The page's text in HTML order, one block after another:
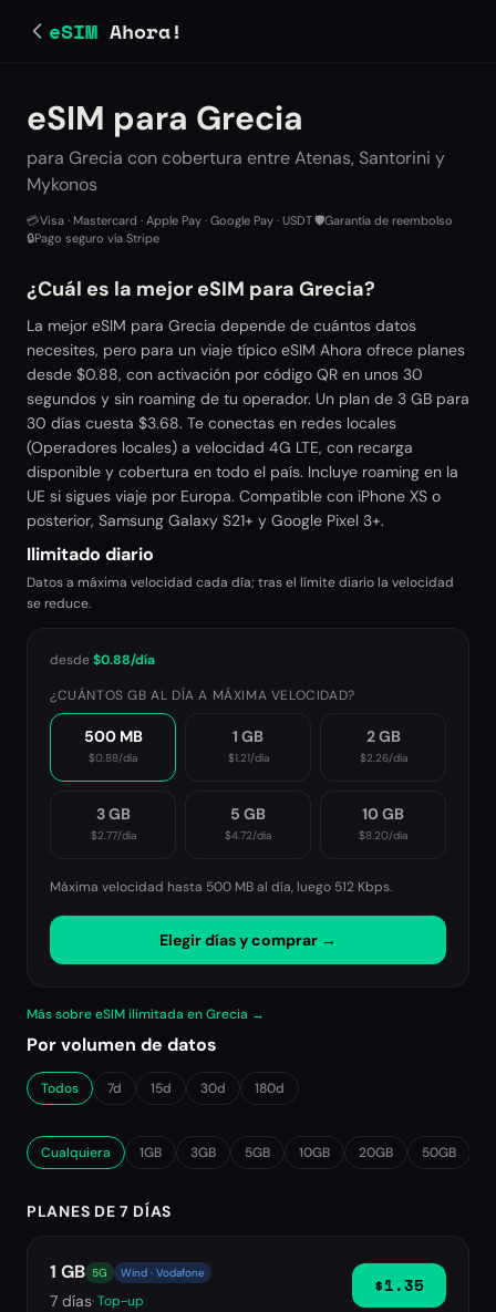
eSIM Ahora!
eSIM para Grecia
para Grecia con cobertura entre Atenas, Santorini y
Mykonos
💳Visa · Mastercard · Apple Pay · Google Pay · USDT🛡️Garantía de reembolso
🔒Pago seguro vía Stripe
¿Cuál es la mejor eSIM para Grecia?
La mejor eSIM para Grecia depende de cuántos datos
necesites, pero para un viaje típico eSIM Ahora ofrece planes
desde $0.88, con activación por código QR en unos 30
segundos y sin roaming de tu operador. Un plan de 3 GB para
30 días cuesta $3.68. Te conectas en redes locales
(Operadores locales) a velocidad 4G LTE, con recarga
disponible y cobertura en todo el país. Incluye roaming en la
UE si sigues viaje por Europa. Compatible con iPhone XS o
posterior, Samsung Galaxy S21+ y Google Pixel 3+.
Ilimitado diario
Datos a máxima velocidad cada día; tras el límite diario la velocidad
se reduce.
desde$0.88/día
¿CUÁNTOS GB AL DÍA A MÁXIMA VELOCIDAD?
500 MB
$0.88/día
1 GB
$1.21/día
2 GB
$2.26/día
3 GB
$2.77/día
5 GB
$4.72/día
10 GB
$8.20/día
Máxima velocidad hasta 500 MB al día, luego 512 Kbps.
Elegir días y comprar →
Más sobre eSIM ilimitada en Grecia →
Por volumen de datos
Todos 7d 15d 30d 180d
Cualquiera 1GB 3GB 5GB 10GB 20GB 50GB
PLANES DE 7 DÍAS
1 GB 5G Wind · Vodafone
7 días· Top-up
$1.35